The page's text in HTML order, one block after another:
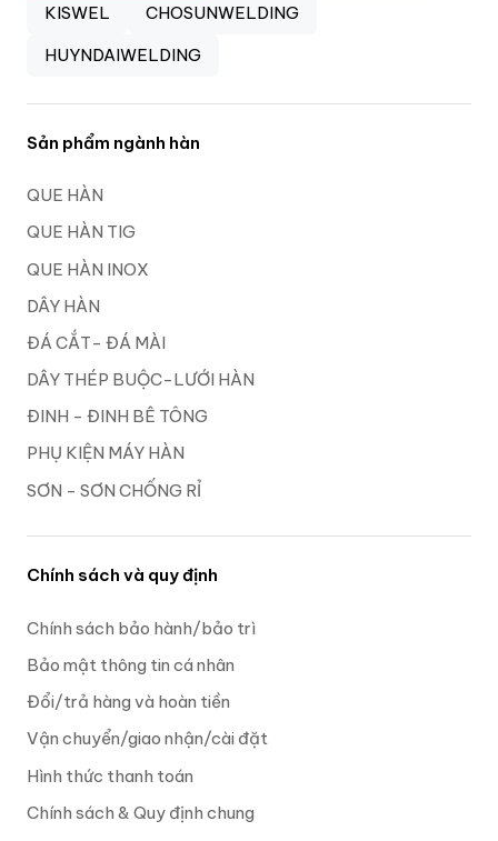
KISWEL
CHOSUNWELDING
HUYNDAIWELDING
Sản phẩm ngành hàn
QUE HÀN
QUE HÀN TIG
QUE HÀN INOX
DÂY HÀN
ĐÁ CẮT- ĐÁ MÀI
DÂY THÉP BUỘC-LƯỚI HÀN
ĐINH - ĐINH BÊ TÔNG
PHỤ KIỆN MÁY HÀN
SƠN - SƠN CHỐNG RỈ
Chính sách và quy định
Chính sách bảo hành/bảo trì
Bảo mật thông tin cá nhân
Đổi/trả hàng và hoàn tiền
Vận chuyển/giao nhận/cài đặt
Hình thức thanh toán
Chính sách & Quy định chung